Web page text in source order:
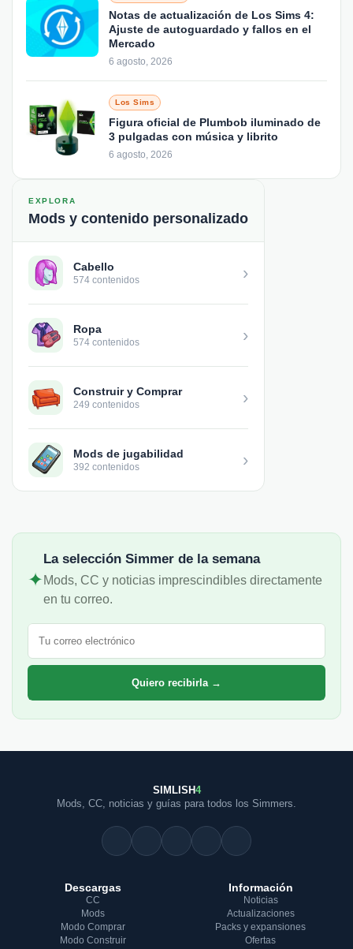
Notas de actualización de Los Sims 4:
Ajuste de autoguardado y fallos en el
Mercado
6 agosto, 2026
Los Sims
Figura oficial de Plumbob iluminado de
3 pulgadas con música y librito
6 agosto, 2026
EXPLORA
Mods y contenido personalizado
Cabello
574 contenidos ›
Ropa
574 contenidos ›
Construir y Comprar
249 contenidos ›
Mods de jugabilidad
392 contenidos ›
✦
La selección Simmer de la semana
Mods, CC y noticias imprescindibles directamente
en tu correo.
Correo electrónico
Quiero recibirla →
SIMLISH4
Mods, CC, noticias y guías para todos los Simmers.
Descargas
CC
Mods
Modo Comprar
Modo Construir
Información
Noticias
Actualizaciones
Packs y expansiones
Ofertas